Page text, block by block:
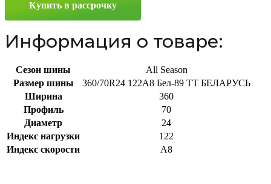
Купить в рассрочку
Информация о товаре:
Сезон шины
All Season
Размер шины
360/70R24 122A8 Бел-89 TT БЕЛАРУСЬ
Ширина
360
Профиль
70
Диаметр
24
Индекс нагрузки
122
Индекс скорости
A8